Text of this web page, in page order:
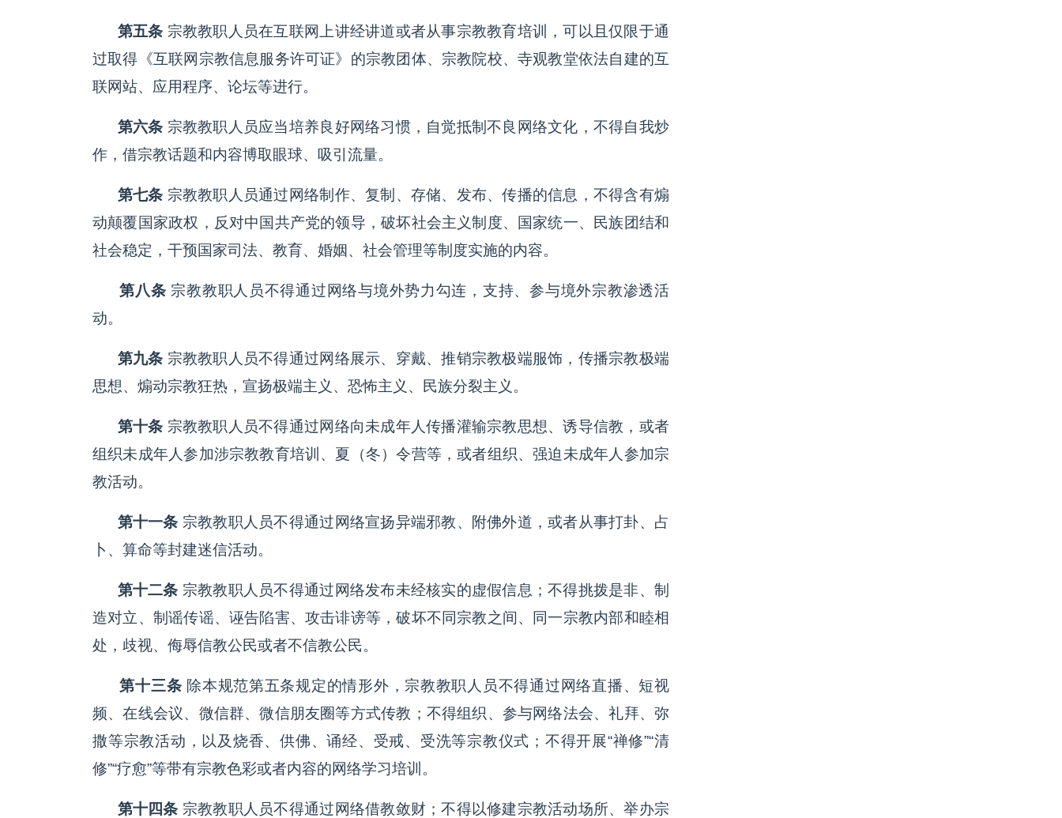
第五条 宗教教职人员在互联网上讲经讲道或者从事宗教教育培训，可以且仅限于通
过取得《互联网宗教信息服务许可证》的宗教团体、宗教院校、寺观教堂依法自建的互
联网站、应用程序、论坛等进行。
第六条 宗教教职人员应当培养良好网络习惯，自觉抵制不良网络文化，不得自我炒
作，借宗教话题和内容博取眼球、吸引流量。
第七条 宗教教职人员通过网络制作、复制、存储、发布、传播的信息，不得含有煽
动颠覆国家政权，反对中国共产党的领导，破坏社会主义制度、国家统一、民族团结和
社会稳定，干预国家司法、教育、婚姻、社会管理等制度实施的内容。
第八条 宗教教职人员不得通过网络与境外势力勾连，支持、参与境外宗教渗透活
动。
第九条 宗教教职人员不得通过网络展示、穿戴、推销宗教极端服饰，传播宗教极端
思想、煽动宗教狂热，宣扬极端主义、恐怖主义、民族分裂主义。
第十条 宗教教职人员不得通过网络向未成年人传播灌输宗教思想、诱导信教，或者
组织未成年人参加涉宗教教育培训、夏（冬）令营等，或者组织、强迫未成年人参加宗
教活动。
第十一条 宗教教职人员不得通过网络宣扬异端邪教、附佛外道，或者从事打卦、占
卜、算命等封建迷信活动。
第十二条 宗教教职人员不得通过网络发布未经核实的虚假信息；不得挑拨是非、制
造对立、制谣传谣、诬告陷害、攻击诽谤等，破坏不同宗教之间、同一宗教内部和睦相
处，歧视、侮辱信教公民或者不信教公民。
第十三条 除本规范第五条规定的情形外，宗教教职人员不得通过网络直播、短视
频、在线会议、微信群、微信朋友圈等方式传教；不得组织、参与网络法会、礼拜、弥
撒等宗教活动，以及烧香、供佛、诵经、受戒、受洗等宗教仪式；不得开展“禅修”“清
修”“疗愈”等带有宗教色彩或者内容的网络学习培训。
第十四条 宗教教职人员不得通过网络借教敛财；不得以修建宗教活动场所、举办宗